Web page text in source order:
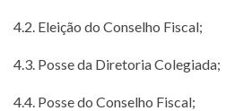
4.2. Eleição do Conselho Fiscal;
4.3. Posse da Diretoria Colegiada;
4.4. Posse do Conselho Fiscal;